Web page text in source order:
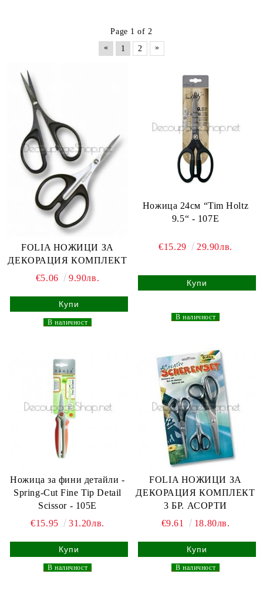
Page 1 of 2
«
1 2 »
FOLIA НОЖИЦИ ЗА
ДЕКОРАЦИЯ КОМПЛЕКТ
€5.06
9.90лв.
В наличност
Ножица 24см “Tim Holtz
9.5“ - 107Е
€15.29 29.90лв.
В наличност
Ножица за фини детайли -
Spring-Cut Fine Tip Detail
Scissor - 105E
€15.95
31.20лв.
В наличност
FOLIA НОЖИЦИ ЗА
ДЕКОРАЦИЯ КОМПЛЕКТ
3 БР. АСОРТИ
€9.61
18.80лв.
В наличност